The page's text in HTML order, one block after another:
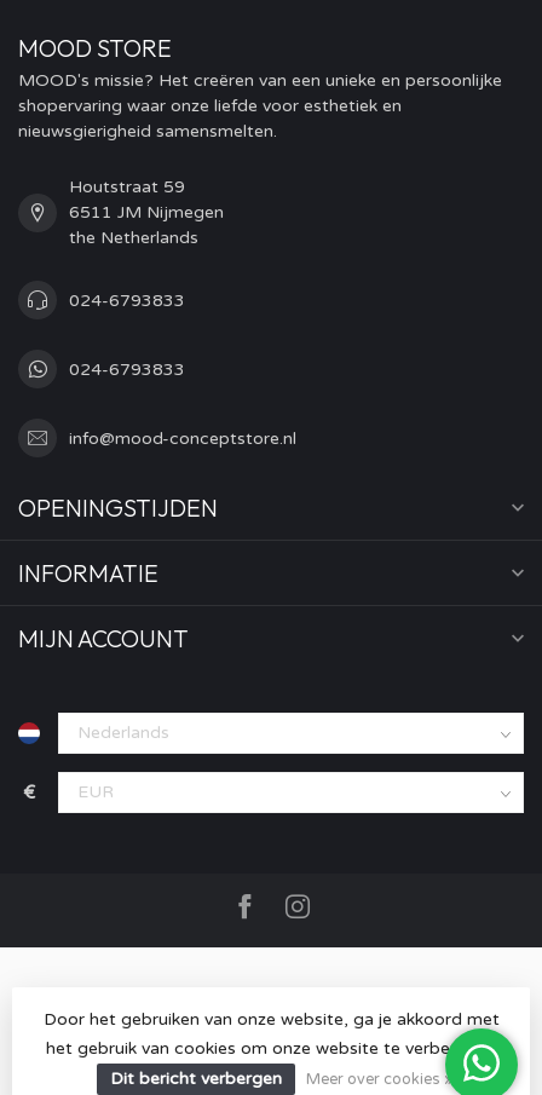
MOOD STORE
MOOD's missie? Het creëren van een unieke en persoonlijke
shopervaring waar onze liefde voor esthetiek en
nieuwsgierigheid samensmelten.
Houtstraat 59
6511 JM Nijmegen
the Netherlands
024-6793833
024-6793833
info@mood-conceptstore.nl
OPENINGSTIJDEN
INFORMATIE
MIJN ACCOUNT
€
© Copyright 2026 MOOD store- Powered byLightspeed-
Lightspeed designby Dyvelopment
Door het gebruiken van onze website, ga je akkoord met
het gebruik van cookies om onze website te verbeteren.
Dit bericht verbergen
Meer over cookies »